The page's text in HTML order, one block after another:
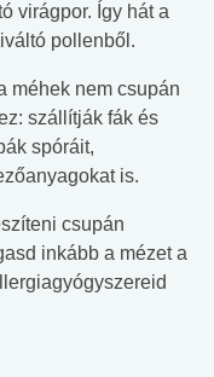
virágpor. Így hát a
pollenből.
méhek nem csupán
szállítják fák és
spóráit,
is.
csupán
inkább a mézet a